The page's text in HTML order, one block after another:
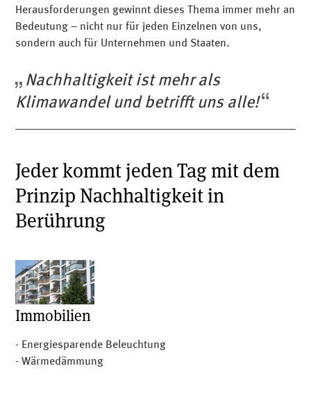
Herausforderungen gewinnt dieses Thema immer mehr an
Bedeutung – nicht nur für jeden Einzelnen von uns,
sondern auch für Unternehmen und Staaten.
Nachhaltigkeit ist mehr als
Klimawandel und betrifft uns alle!
Jeder kommt jeden Tag mit dem
Prinzip Nachhaltigkeit in
Berührung
Immobilien
- Energiesparende Beleuchtung
- Wärmedämmung